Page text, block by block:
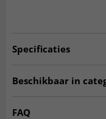
Specificaties
Beschikbaar in
FAQ